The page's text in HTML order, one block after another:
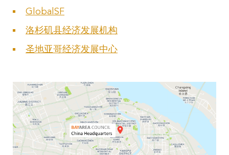
GlobalSF
洛杉矶县经济发展机构
圣地亚哥经济发展中心